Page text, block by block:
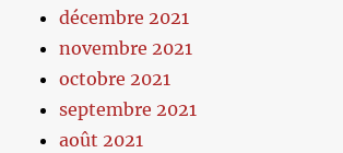
décembre 2021
novembre 2021
octobre 2021
septembre 2021
août 2021